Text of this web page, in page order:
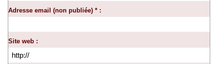
Adresse email (non publiée) * :
Site web :